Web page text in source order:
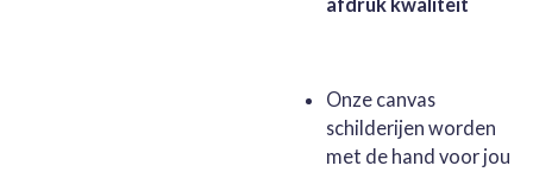
Onze canvas
schilderijen worden
met de hand voor jou